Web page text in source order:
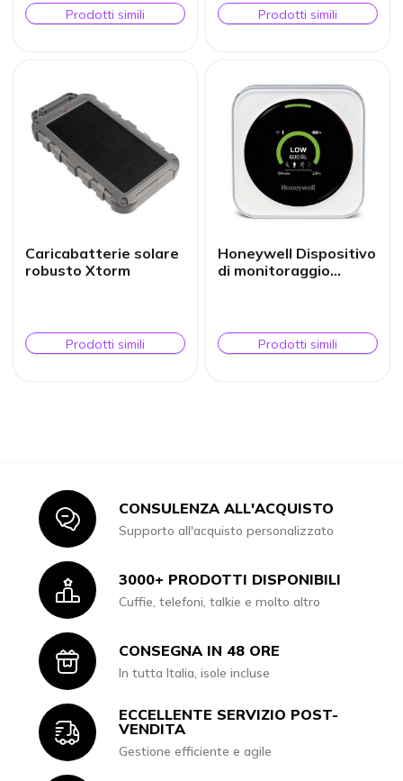
Prodotti simili Prodotti simili
Caricabatterie solare
robusto Xtorm
Prodotti simili
Honeywell Dispositivo
di monitoraggio
Prodotti simili
IconCONSULENZA ALL'ACQUISTO
Supporto all'acquisto personalizzato
Icon3000+ PRODOTTI DISPONIBILI
Cuffie, telefoni, talkie e molto altro
IconCONSEGNA IN 48 ORE
In tutta Italia, isole incluse
Icon
ECCELLENTE SERVIZIO POST-
VENDITA
Gestione efficiente e agile